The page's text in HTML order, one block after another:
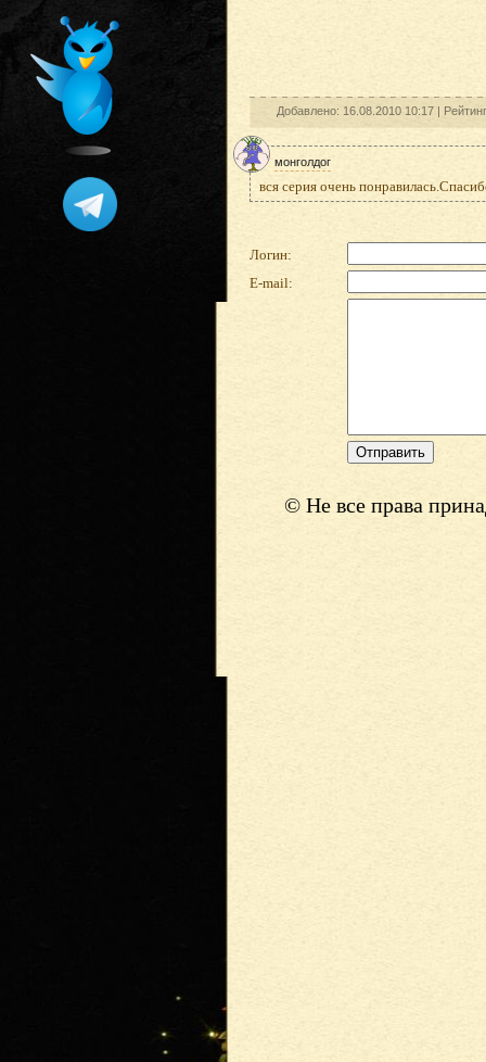
Добавлено: 16.08.2010 10:17 |
монголдог
вся серия очень
Логин:
E-mail:
© Не все права